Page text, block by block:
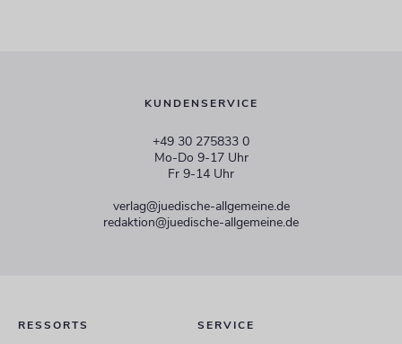
KUNDENSERVICE
+49 30 275833 0
Mo-Do 9-17 Uhr
Fr 9-14 Uhr
verlag@juedische-allgemeine.de
redaktion@juedische-allgemeine.de
RESSORTS SERVICE